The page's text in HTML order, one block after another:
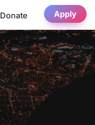
Donate Apply